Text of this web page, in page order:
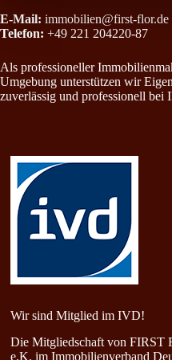
E-Mail: immobilien@first-flor.de
Telefon: +49 221 204220-87
Als professioneller
Umgebung unterstützen wir
zuverlässig und professionell bei
Wir sind Mitglied im IVD!
Die Mitgliedschaft von
e.K. im Immobilienverband